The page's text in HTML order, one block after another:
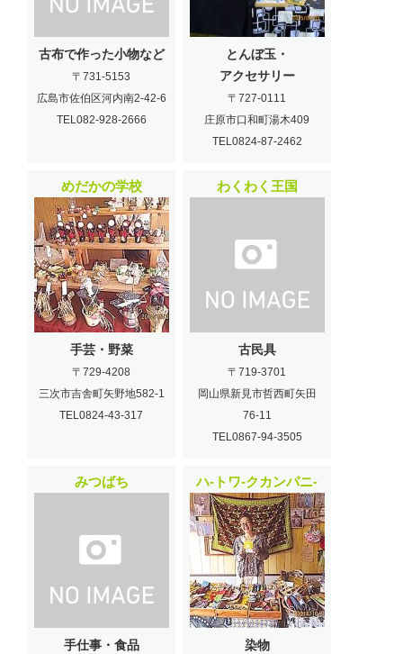
古布で作った小物など
〒731-5153
広島市佐伯区河内南2-42-6
TEL082-928-2666
とんぼ玉・
アクセサリー
〒727-0111
庄原市口和町湯木409
TEL0824-87-2462
めだかの学校
手芸・野菜
〒729-4208
三次市吉舎町矢野地582-1
TEL0824-43-317
わくわく王国
古民具
〒719-3701
岡山県新見市哲西町矢田
76-11
TEL0867-94-3505
みつばち
手仕事・食品
ハ-トワ-クカンパニ-
染物